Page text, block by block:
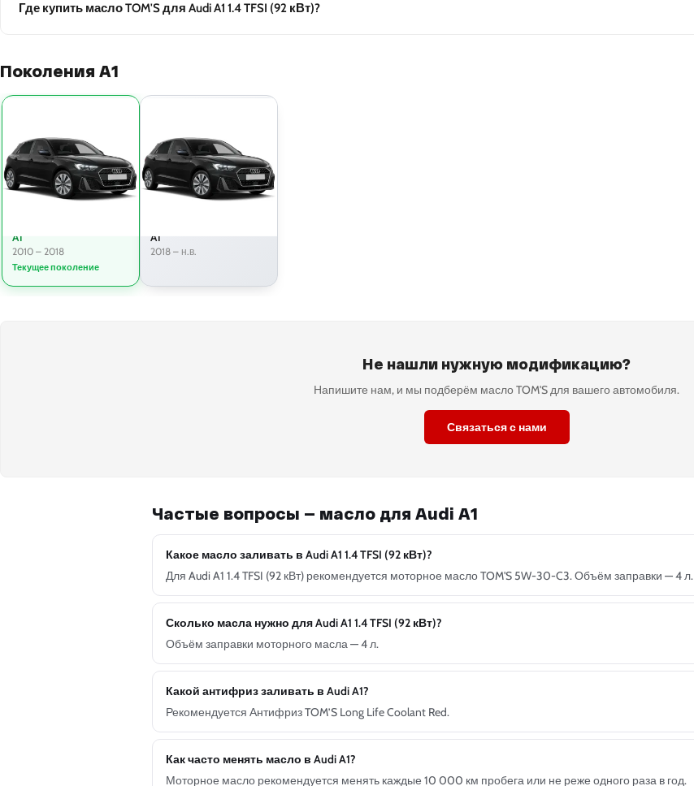
Где купить масло TOM'S для Audi A1 1.4 TFSI (92 кВт)?
Поколения A1
A1
2010 – 2018
Текущее поколение
A1
2018 – н.в.
Не нашли нужную модификацию?
Напишите нам, и мы подберём масло TOM'S для вашего автомобиля.
Связаться с нами
Частые вопросы — масло для Audi A1
Какое масло заливать в Audi A1 1.4 TFSI (92 кВт)?
Для Audi A1 1.4 TFSI (92 кВт) рекомендуется моторное масло TOM'S 5W-30-C3. Объём заправки — 4 л.
Сколько масла нужно для Audi A1 1.4 TFSI (92 кВт)?
Объём заправки моторного масла — 4 л.
Какой антифриз заливать в Audi A1?
Рекомендуется Антифриз TOM’S Long Life Coolant Red.
Как часто менять масло в Audi A1?
Моторное масло рекомендуется менять каждые 10 000 км пробега или не реже одного раза в год.